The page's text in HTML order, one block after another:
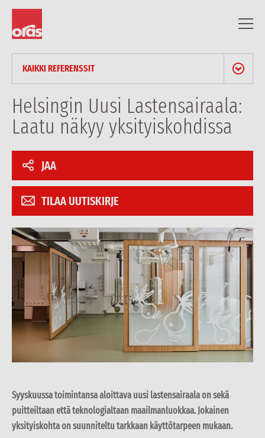
KAIKKI REFERENSSIT
UUTISET & LEHDISTÖTIEDOTTEET
BLOGI
REFERENSSIT
Helsingin Uusi Lastensairaala:
Laatu näkyy yksityiskohdissa
JAA
TILAA UUTISKIRJE
Syyskuussa toimintansa aloittava uusi lastensairaala on sekä
puitteiltaan että teknologialtaan maailmanluokkaa. Jokainen
yksityiskohta on suunniteltu tarkkaan käyttötarpeen mukaan.